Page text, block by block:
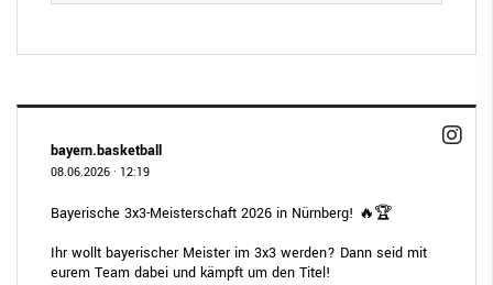
bayern.basketball
08.06.2026 · 12:19
Bayerische 3x3-Meisterschaft 2026 in Nürnberg! 🔥🏆
Ihr wollt bayerischer Meister im 3x3 werden? Dann seid mit
eurem Team dabei und kämpft um den Titel!